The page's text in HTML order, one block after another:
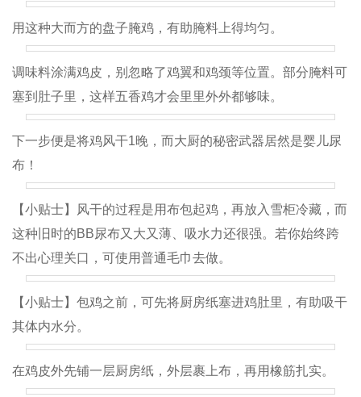
用这种大而方的盘子腌鸡，有助腌料上得均匀。
调味料涂满鸡皮，别忽略了鸡翼和鸡颈等位置。部分腌料可
塞到肚子里，这样五香鸡才会里里外外都够味。
下一步便是将鸡风干1晚，而大厨的秘密武器居然是婴儿尿
布！
【小贴士】风干的过程是用布包起鸡，再放入雪柜冷藏，而
这种旧时的BB尿布又大又薄、吸水力还很强。若你始终跨
不出心理关口，可使用普通毛巾去做。
【小贴士】包鸡之前，可先将厨房纸塞进鸡肚里，有助吸干
其体内水分。
在鸡皮外先铺一层厨房纸，外层裹上布，再用橡筋扎实。